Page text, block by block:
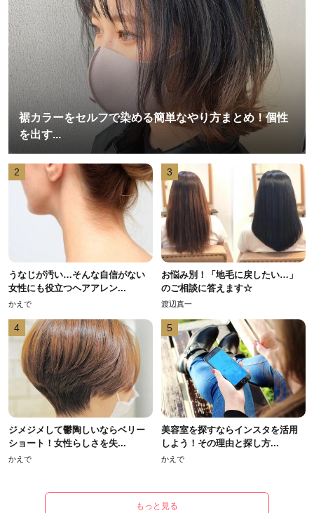
裾カラーをセルフで染める簡単なやり方まとめ！個性
を出す...
2
うなじが汚い…そんな自信がない
女性にも役立つヘアアレン...
かえで
3
お悩み別！「地毛に戻したい…」
のご相談に答えます☆
渡辺真一
4
ジメジメして鬱陶しいならベリー
ショート！女性らしさを失...
かえで
5
美容室を探すならインスタを活用
しよう！その理由と探し方...
かえで
もっと見る